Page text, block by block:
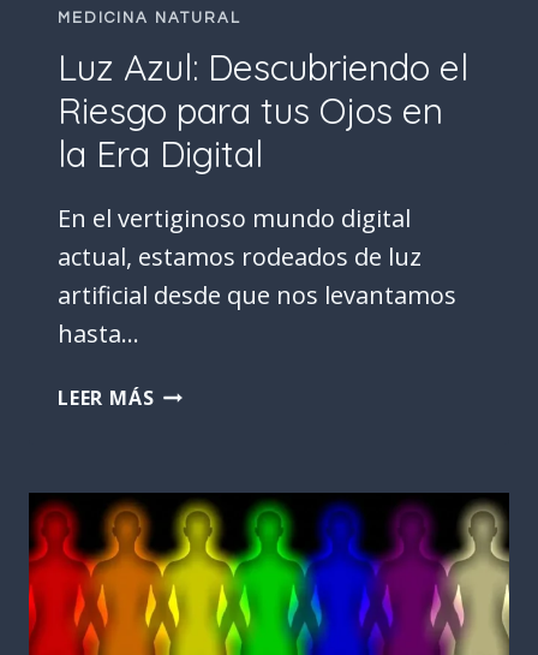
MEDICINA NATURAL
Luz Azul: Descubriendo el
Riesgo para tus Ojos en
la Era Digital
En el vertiginoso mundo digital
actual, estamos rodeados de luz
artificial desde que nos levantamos
hasta…
LEER MÁS LUZ
RIESGO
PARA
TUS
OJOS
EN